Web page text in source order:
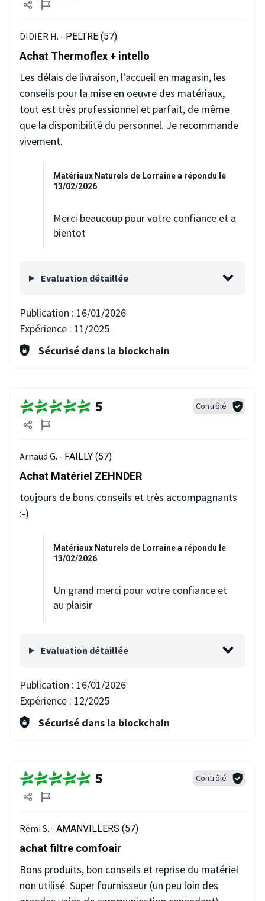
DIDIER H. - PELTRE (57)
Achat Thermoflex + intello
Les délais de livraison, l'accueil en magasin, les
conseils pour la mise en oeuvre des matériaux,
tout est très professionnel et parfait, de même
que la disponibilité du personnel. Je recommande
vivement.
Matériaux Naturels de Lorraine a répondu le
13/02/2026
Merci beaucoup pour votre confiance et a
bientot
Evaluation détaillée
Publication : 16/01/2026
Expérience : 11/2025
Sécurisé dans la blockchain
5 Contrôlé
Arnaud G. - FAILLY (57)
Achat Matériel ZEHNDER
toujours de bons conseils et très accompagnants
:-)
Matériaux Naturels de Lorraine a répondu le
13/02/2026
Un grand merci pour votre confiance et
au plaisir
Evaluation détaillée
Publication : 16/01/2026
Expérience : 12/2025
Sécurisé dans la blockchain
5 Contrôlé
Rémi S. - AMANVILLERS (57)
achat filtre comfoair
Bons produits, bon conseils et reprise du matériel
non utilisé. Super fournisseur (un peu loin des